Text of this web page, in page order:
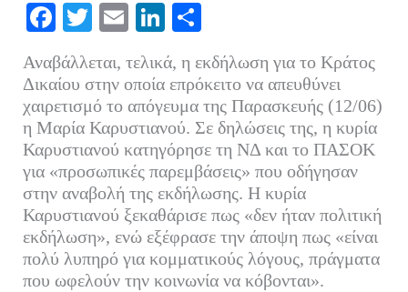
Fa
ce
bo
ok
T
tte
r
E
m
ail
Li
nk
ed
In
οι
ρ
α
στ
εί
τε
Αναβάλλεται, τελικά, η εκδήλωση για το Κράτος
Δικαίου στην οποία επρόκειτο να απευθύνει
χαιρετισμό το απόγευμα της Παρασκευής (12/06)
η Μαρία Καρυστιανού. Σε δηλώσεις της, η κυρία
Καρυστιανού κατηγόρησε τη ΝΔ και το ΠΑΣΟΚ
για «προσωπικές παρεμβάσεις» που οδήγησαν
στην αναβολή της εκδήλωσης. Η κυρία
Καρυστιανού ξεκαθάρισε πως «δεν ήταν πολιτική
εκδήλωση», ενώ εξέφρασε την άποψη πως «είναι
πολύ λυπηρό για κομματικούς λόγους, πράγματα
που ωφελούν την κοινωνία να κόβονται».